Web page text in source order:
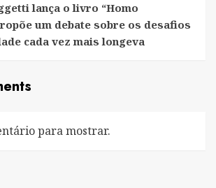
lança o livro “Homo
um debate sobre os desafios
cada vez mais longeva
para mostrar.